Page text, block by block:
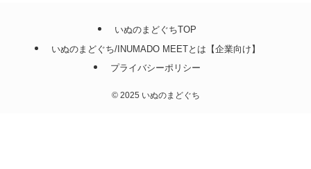
いぬのまどぐちTOP
いぬのまどぐち/INUMADO MEETとは【企業向け】
プライバシーポリシー
©2025 いぬのまどぐち